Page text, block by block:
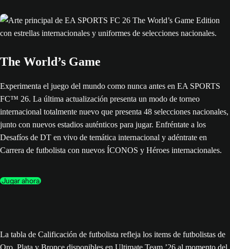
The World’s Game
Experimenta el juego del mundo como nunca antes en EA SPORTS
FC™ 26. La última actualización presenta un modo de torneo
internacional totalmente nuevo que presenta 48 selecciones nacionales,
junto con nuevos estadios auténticos para jugar. Enfréntate a los
Desafíos de DT en vivo de temática internacional y adéntrate en
Carrera de futbolista con nuevos ÍCONOS y Héroes internacionales.
Jugar ahora
La tabla de Calificación de futbolista refleja los items de futbolistas de
Oro, Plata y Bronce disponibles en Ultimate Team ’26 al momento del